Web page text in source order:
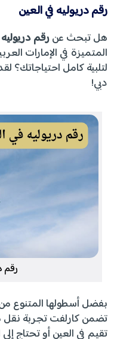
رقم دريوليه في العين
هل تبحث عنرقم
المتميزة في الإمارات
لتلبية كامل احتياجاتك؟
دبي!
رقم
بفضل أسطولها المتنوع
تضمن كارلفت تجربة نقل
تقيم في العين أو تحتاج